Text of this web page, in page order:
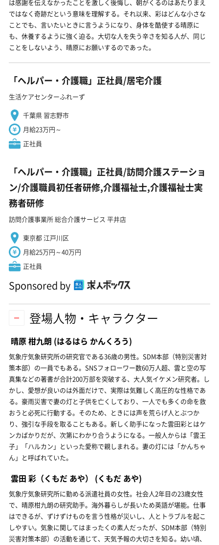
は感謝を伝えなかったことを激しく後悔し、朝がくるのはあたりまえ
ではなく奇跡だという意味を理解する。それ以来、彩はどんな小さな
ことでも、言いたいときに言うようになり、身体を酷使する晴原に
も、休養するように強く迫る。大切な人を失う辛さを知る人が、同じ
ことをしないよう、晴原にお願いするのであった。
「ヘルパー・介護職」正社員/居宅介護
生活ケアセンターふれーず
千葉県 習志野市
月給23万円～
正社員
「ヘルパー・介護職」正社員/訪問介護ステーショ
ン/介護職員初任者研修,介護福祉士,介護福祉士実
務者研修
訪問介護事業所 総合介護サービス 平井店
東京都 江戸川区
月給25万円～40万円
正社員
Sponsored by
登場人物・キャラクター
晴原 柑九朗 (はるはら かんくろう)
気象庁気象研究所の研究官である36歳の男性。SDM本部（特別災害対
策本部）の一員でもある。SNSフォローワー数60万人超、雲と空の写
真集などの著書が合計200万部を突破する、大人気イケメン研究者。し
かし、愛想が良いのは外面だけで、実際は気難しく高圧的な性格であ
る。豪雨災害で妻の灯と子供を亡くしており、一人でも多くの命を救
おうと必死に行動する。そのため、ときには声を荒らげ人とぶつか
り、強引な手段を取ることもある。新しく助手になった雲田彩とはケ
ンカばかりだが、次第にわかり合うようになる。一般人からは「雲王
子」「ハルカン」といった愛称で親しまれる。妻の灯には「かんちゃ
ん」と呼ばれていた。
雲田 彩（くもだ あや） (くもだ あや)
気象庁気象研究所に勤める派遣社員の女性。社会人2年目の23歳女性
で、晴原柑九朗の研究助手。海外暮らしが長いため英語が堪能。仕事
はできるが、ずけずけものを言う性格が災いし、人とトラブルを起こ
しやすい。気象に関してはまったくの素人だったが、SDM本部（特別
災害対策本部）の活動を通じて、天気予報の大切さを知る。幼い頃、